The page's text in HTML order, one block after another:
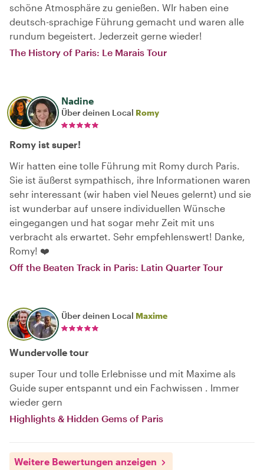
schöne Atmosphäre zu genießen. WIr haben eine
deutsch-sprachige Führung gemacht und waren alle
rundum begeistert. Jederzeit gerne wieder!
The History of Paris: Le Marais Tour
Nadine
Über deinen Local Romy
Romy ist super!
Wir hatten eine tolle Führung mit Romy durch Paris.
Sie ist äußerst sympathisch, ihre Informationen waren
sehr interessant (wir haben viel Neues gelernt) und sie
ist wunderbar auf unsere individuellen Wünsche
eingegangen und hat sogar mehr Zeit mit uns
verbracht als erwartet. Sehr empfehlenswert! Danke,
Romy! ❤️
Off the Beaten Track in Paris: Latin Quarter Tour
Über deinen Local Maxime
Wundervolle tour
super Tour und tolle Erlebnisse und mit Maxime als
Guide super entspannt und ein Fachwissen . Immer
wieder gern
Highlights & Hidden Gems of Paris
Weitere Bewertungen anzeigen